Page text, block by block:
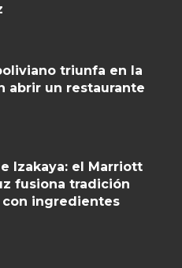
triunfa en la
abrir un restaurante
Izakaya: el Marriott
fusiona tradición
con ingredientes